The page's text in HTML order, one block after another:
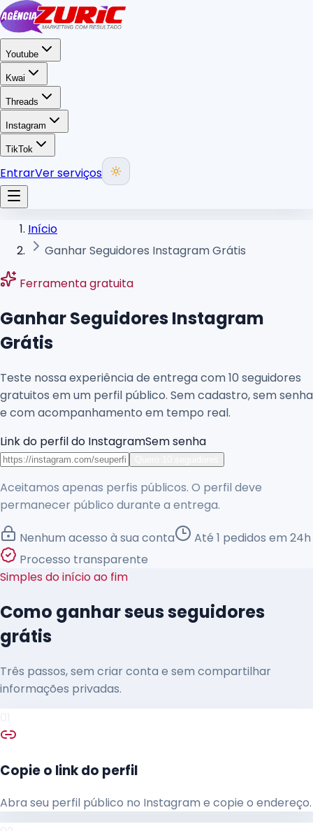
Youtube
Kwai
Threads
Instagram
TikTok
EntrarVer serviços
Início
Ganhar Seguidores Instagram Grátis
Ferramenta gratuita
Ganhar Seguidores Instagram
Grátis
Teste nossa experiência de entrega com10 seguidores
gratuitos em um perfil público. Sem cadastro, sem senha
e com acompanhamento em tempo real.
Link do perfil do InstagramSem senha
Aceitamos apenas perfis públicos. O perfil deve
permanecer público durante a entrega.
Nenhum acesso à sua conta Até 1 pedidos em 24h
Processo transparente
Simples do início ao fim
Como ganhar seus seguidores
grátis
Três passos, sem criar conta e sem compartilhar
informações privadas.
Copie o link do perfil
Abra seu perfil público no Instagram e copie o endereço.